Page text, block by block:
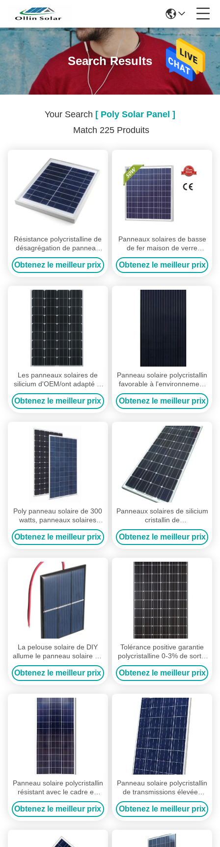
Search Results
Your Search [ Poly Solar Panel ]
Match 225 Produits
Résistance polycristalline de
désagrégation de panneau
solaire de transmittance
élevée excellente
Obtenez le meilleur prix
Panneaux solaires de basse
de fer maison de verre
trempé/panneaux solaires
domestiques 4*9
Obtenez le meilleur prix
Les panneaux solaires de
silicium d'OEM/ont adapté le
panneau solaire aux besoins
du client cristallin multi
Obtenez le meilleur prix
Panneau solaire polycristallin
favorable à l'environnement
pour la Chambre et la
construction individuelle
vivantes
Obtenez le meilleur prix
Poly panneau solaire de 300
watts, panneaux solaires
résidentiels de cadre
d'alliage d'aluminium
Obtenez le meilleur prix
Panneaux solaires de silicium
cristallin de
monocristal/panneaux
solaires Chambre de Gunes
Obtenez le meilleur prix
La pelouse solaire de DIY
allume le panneau solaire de
résine époxyde avec la petite
pompe à eau solaire
Obtenez le meilleur prix
Tolérance positive garantie
polycristalline 0-3% de sortie
de panneau solaire de
puissance élevée
Obtenez le meilleur prix
Panneau solaire polycristallin
résistant avec le cadre en
aluminium vigoureux
Obtenez le meilleur prix
Panneau solaire polycristallin
de transmissions élevées
pour camper, voyage,
aventure
Obtenez le meilleur prix